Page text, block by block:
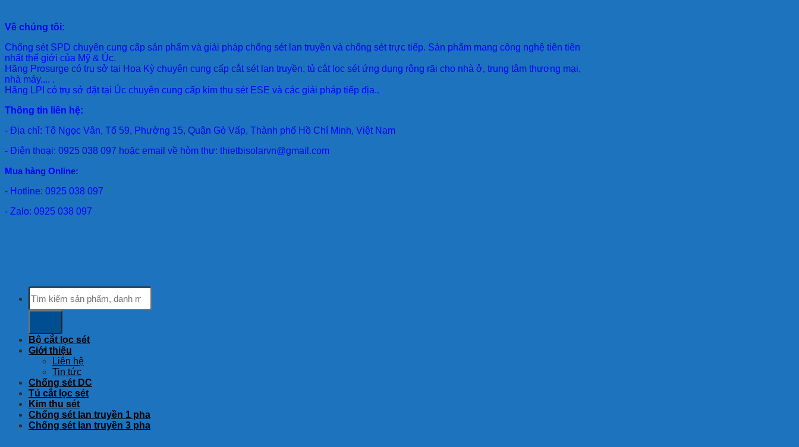
Về chúng tôi:
Chống sét SPD chuyên cung cấp sản phẩm và giải pháp chống sét lan truyền và chống sét trực tiếp. Sản phẩm mang công nghệ tiên tiên
nhất thế giới của Mỹ & Úc.
Hãng Prosurge có trụ sở tại Hoa Kỳ chuyên cung cấp cắt sét lan truyền, tủ cắt lọc sét ứng dụng rộng rãi cho nhà ở, trung tâm thương mại,
nhà máy.... .
Hãng LPI có trụ sở đặt tại Úc chuyên cung cấp kim thu sét ESE và các giải pháp tiếp địa..
Thông tin liên hệ:
- Địa chỉ: Tô Ngọc Vân, Tổ 59, Phường 15, Quận Gò Vấp, Thành phố Hồ Chí Minh, Việt Nam
- Điện thoại: 0925 038 097 hoặc email về hòm thư: thietbisolarvn@gmail.com
Mua hàng Online:
- Hotline: 0925 038 097
- Zalo: 0925 038 097
Tìm
kiếm:
Bộ cắt lọc sét
Giới thiệu
Liên hệ
Tin tức
Chống sét DC
Tủ cắt lọc sét
Kim thu sét
Chống sét lan truyền 1 pha
Chống sét lan truyền 3 pha